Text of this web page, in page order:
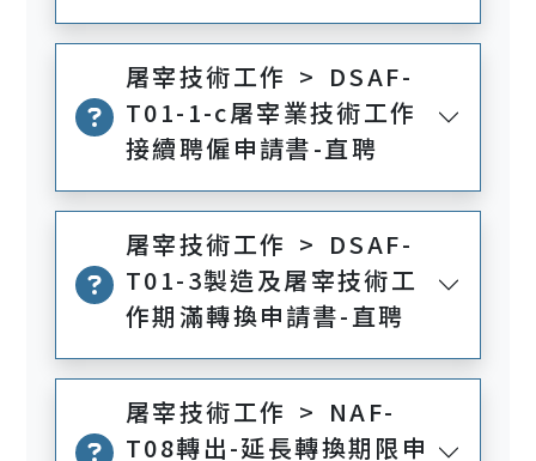
屠宰技術工作 > DSAF-
T01-1-c屠宰業技術工作
接續聘僱申請書-直聘
屠宰技術工作 > DSAF-
T01-3製造及屠宰技術工
作期滿轉換申請書-直聘
屠宰技術工作 > NAF-
T08轉出-延長轉換期限申